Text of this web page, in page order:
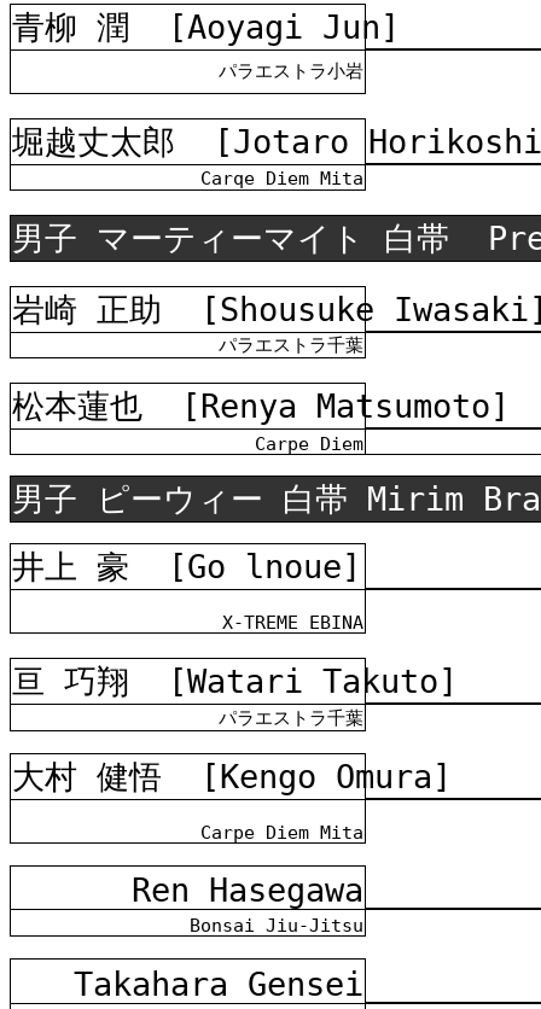
青柳 潤 [Aoyagi Jun]
パラエストラ小岩
堀越丈太郎 [Jotaro
Carqe Diem Mita
男子 マーティーマイト 白帯
岩崎 正助
[Shousuke
パラエストラ千葉
松本蓮也 [Renya Matsumoto]
Carpe Diem
男子 ピーウィー 白帯 Mirim
井上 豪
[Go lnoue]
X-TREME EBINA
亘 巧翔 [Watari Takuto]
パラエストラ千葉
大村 健悟 [Kengo Omura]
Carpe Diem Mita
Ren Hasegawa
Bonsai Jiu-Jitsu
Takahara Gensei